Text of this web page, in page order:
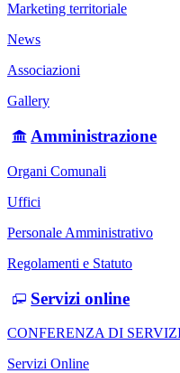
Marketing territoriale
News
Associazioni
Gallery
Amministrazione
Organi Comunali
Uffici
Personale Amministrativo
Regolamenti e Statuto
Servizi online
CONFERENZA DI
Servizi Online